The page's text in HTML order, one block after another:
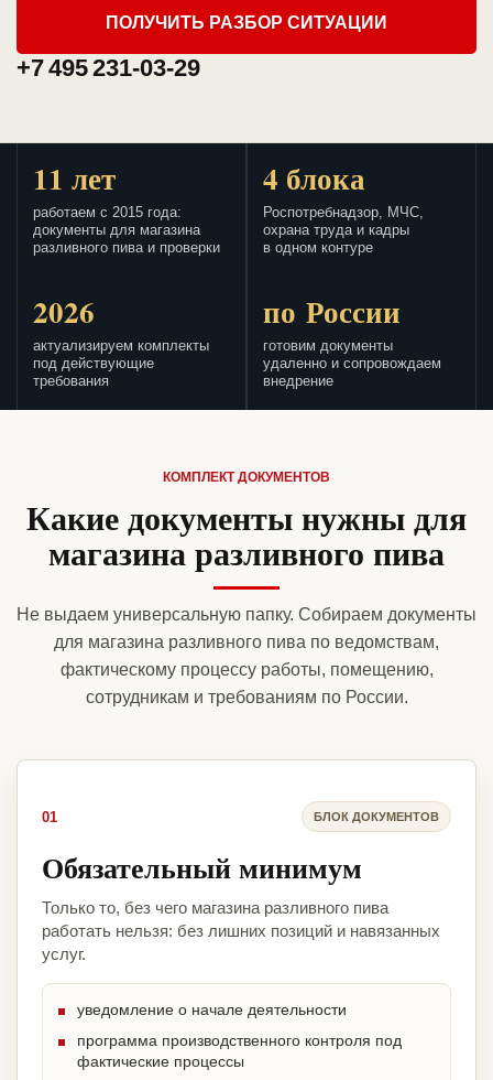
ПОЛУЧИТЬ РАЗБОР СИТУАЦИИ
+7 495 231-03-29
11 лет
работаем с 2015 года:
документы для магазина
разливного пива и проверки
4 блока
Роспотребнадзор, МЧС,
охрана труда и кадры
в одном контуре
2026
актуализируем комплекты
под действующие
требования
по России
готовим документы
удаленно и сопровождаем
внедрение
КОМПЛЕКТ ДОКУМЕНТОВ
Какие документы нужны для
магазина разливного пива
Не выдаем универсальную папку. Собираем документы
для магазина разливного пива по ведомствам,
фактическому процессу работы, помещению,
сотрудникам и требованиям по России.
01 БЛОК ДОКУМЕНТОВ
Обязательный минимум
Только то, без чего магазина разливного пива
работать нельзя: без лишних позиций и навязанных
услуг.
уведомление о начале деятельности
программа производственного контроля под
фактические процессы